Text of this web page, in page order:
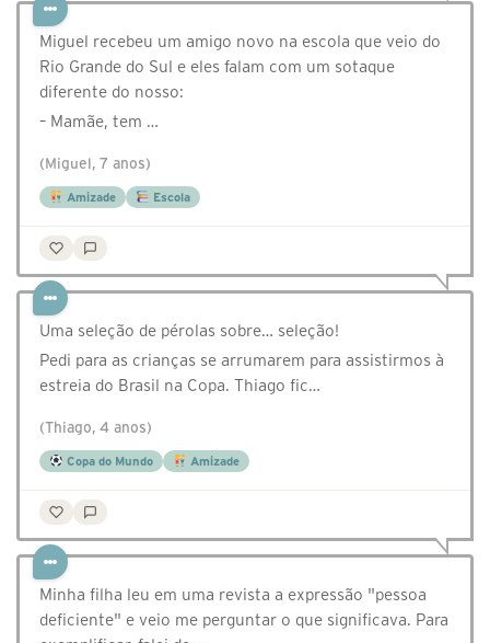
Miguel recebeu um amigo novo na escola que veio do
Rio Grande do Sul e eles falam com um sotaque
diferente do nosso:
– Mamãe, tem …
(Miguel, 7 anos)
Amizade Escola
Uma seleção de pérolas sobre… seleção!
Pedi para as crianças se arrumarem para assistirmos à
estreia do Brasil na Copa. Thiago fic…
(Thiago, 4 anos)
Copa do Mundo Amizade
Minha filha leu em uma revista a expressão "pessoa
deficiente" e veio me perguntar o que significava. Para